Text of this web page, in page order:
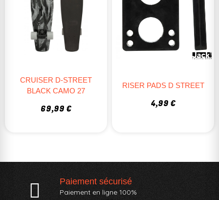
CRUISER D-STREET
BLACK CAMO 27
69,99 €
RISER PADS D STREET
4,99 €
Paiement sécurisé
Paiement en ligne 100%